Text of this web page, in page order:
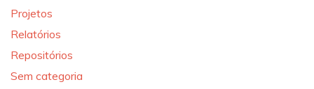
Projetos
Relatórios
Repositórios
Sem categoria